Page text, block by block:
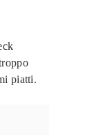
piatti.